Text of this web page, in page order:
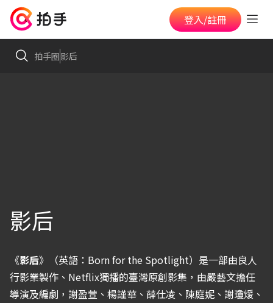
登入/註冊
拍手圈影后
影后
《影后》（英語：Born for the Spotlight）是一部由良人
行影業製作、Netflix獨播的臺灣原創影集，由嚴藝文擔任
導演及編劇，謝盈萱、楊謹華、薛仕凌、陳庭妮、謝瓊煖、